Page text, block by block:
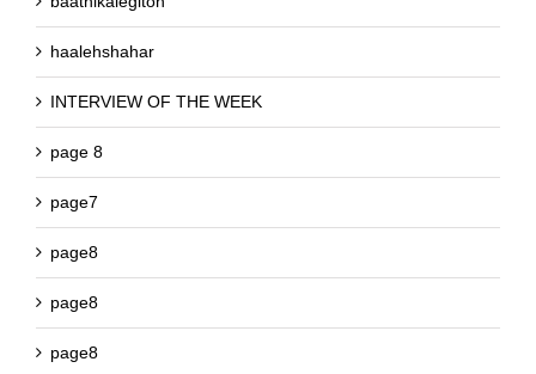
haalehshahar
INTERVIEW OF THE WEEK
page 8
page7
page8
page8
page8